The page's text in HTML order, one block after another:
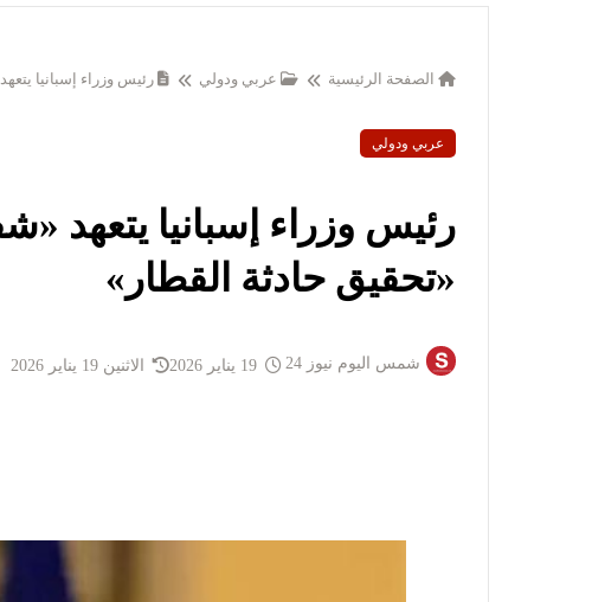
الصفحة الرئيسية عربي ودولي رئيس وزراء إسبانيا
عربي ودولي
رئيس وزراء إسبانيا يتعهد
«تحقيق حادثة القطار»
شمس اليوم نيوز 24 الاثنين 19 يناير 2026